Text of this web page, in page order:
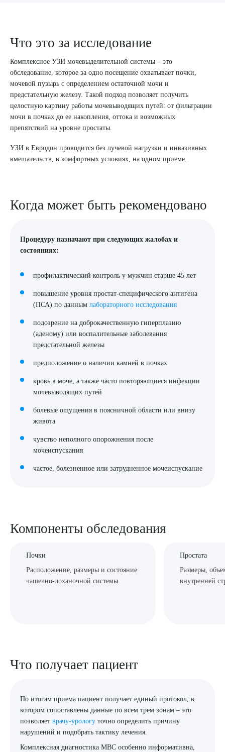
ЗАКАЗАТЬ ЗВОНОК
ЗАПИСЬ ОНЛАЙН
Что это за исследование
Комплексное УЗИ мочевыделительной системы – это
обследование, которое за одно посещение охватывает почки,
мочевой пузырь с определением остаточной мочи и
предстательную железу. Такой подход позволяет получить
целостную картину работы мочевыводящих путей: от фильтрации
мочи в почках до ее накопления, оттока и возможных
препятствий на уровне простаты.
УЗИ в Евродон проводится без лучевой нагрузки и инвазивных
вмешательств, в комфортных условиях, на одном приеме.
Когда может быть рекомендовано
Процедуру назначают при следующих жалобах и
состояниях:
профилактический контроль у мужчин старше 45 лет
повышение уровня простат-специфического антигена
(ПСА) по даннымлабораторного исследования
подозрение на доброкачественную гиперплазию
(аденому) или воспалительные заболевания
предстательной железы
предположение о наличии камней в почках
кровь в моче, а также часто повторяющиеся инфекции
мочевыводящих путей
болевые ощущения в поясничной области или внизу
живота
чувство неполного опорожнения после
мочеиспускания
частое, болезненное или затрудненное мочеиспускание
Компоненты обследования
Почки
Расположение, размеры и состояние
чашечно-лоханочной системы
Простата
Размеры,
внутренней
Что получает пациент
По итогам приема пациент получает единый протокол, в
котором сопоставлены данные по всем трем зонам – это
позволяетврачу-урологу точно определить причину
нарушений и подобрать тактику лечения.
Комплексная диагностика МВС особенно информативна,
Я даю согласие на
Выберите сопутствующую услугу